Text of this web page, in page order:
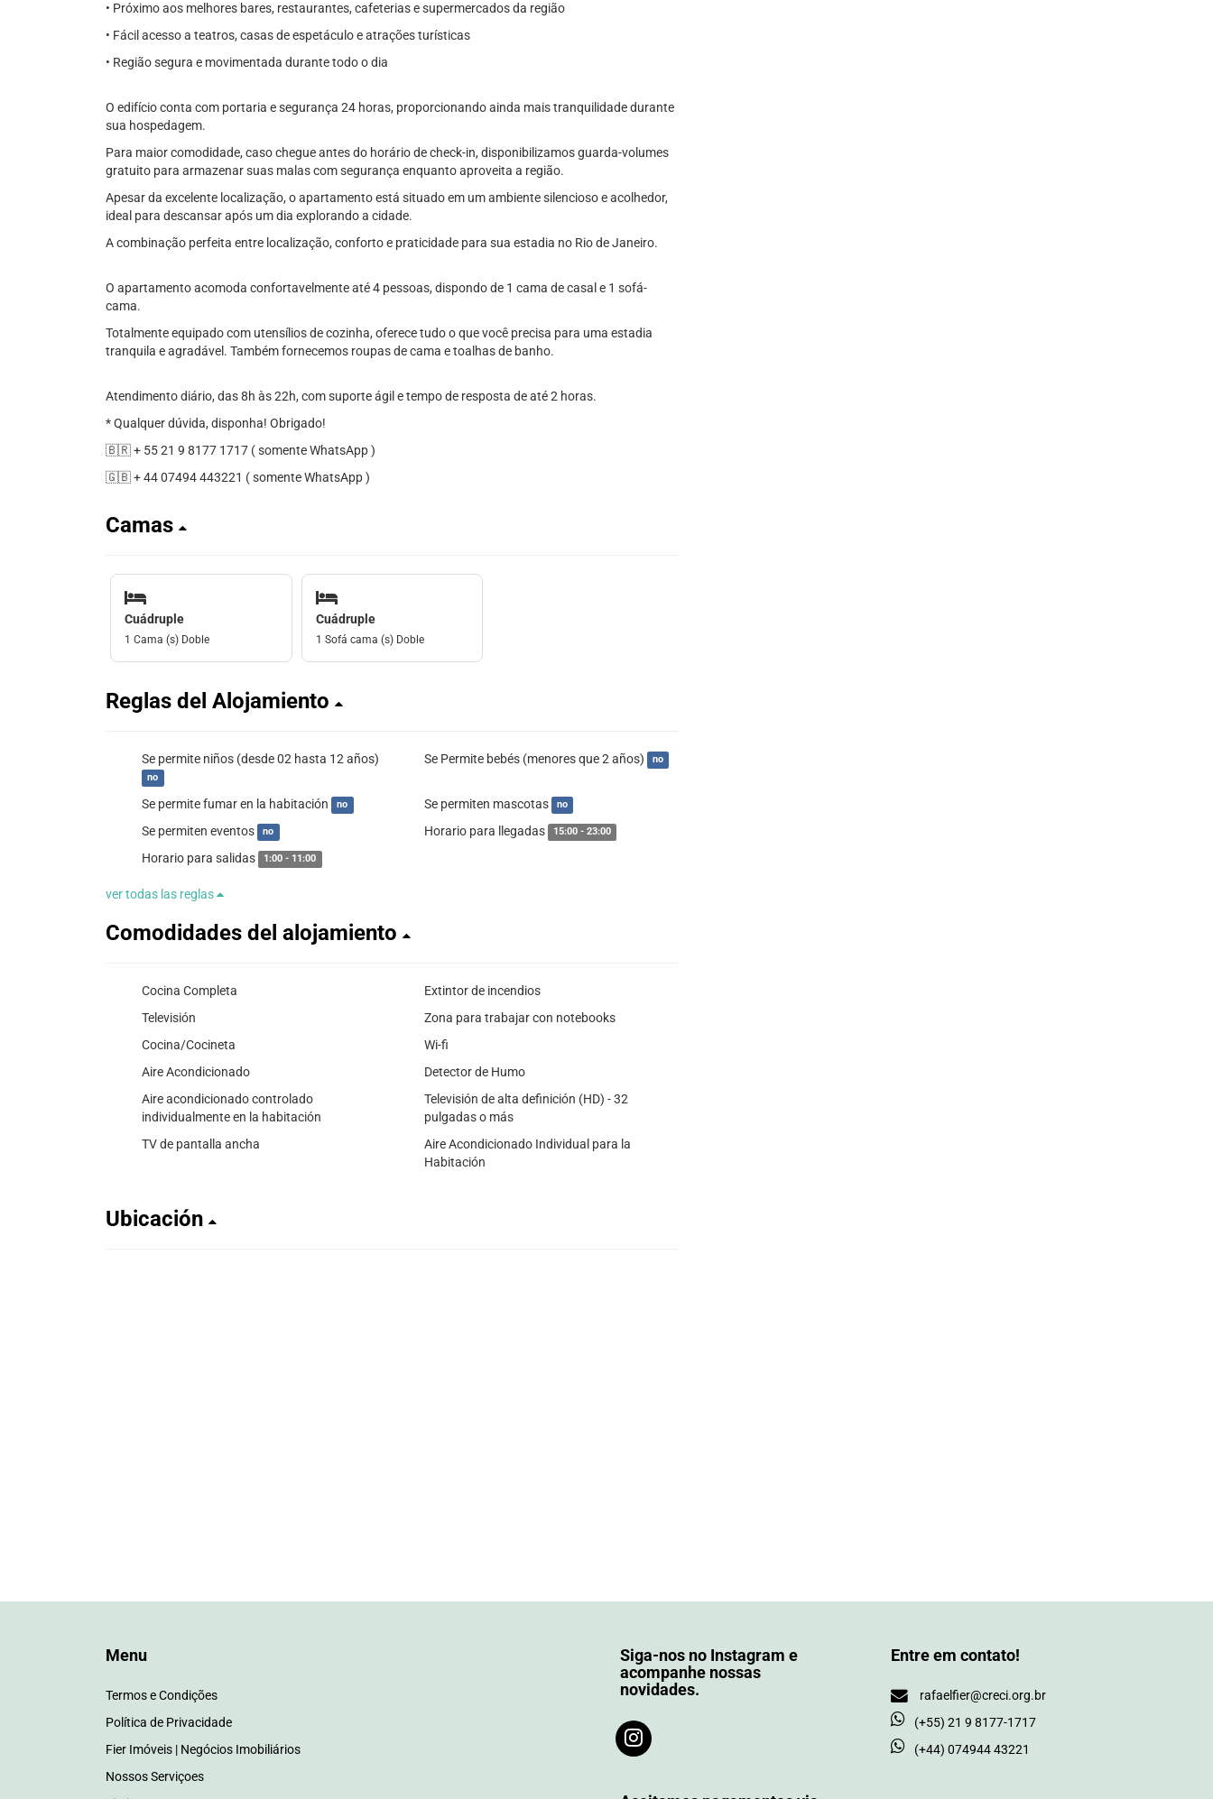
• Próximo aos melhores bares, restaurantes, cafeterias e supermercados da região
• Fácil acesso a teatros, casas de espetáculo e atrações turísticas
• Região segura e movimentada durante todo o dia
O edifício conta com portaria e segurança 24 horas, proporcionando ainda mais tranquilidade durante
sua hospedagem.
Para maior comodidade, caso chegue antes do horário de check-in, disponibilizamos guarda-volumes
gratuito para armazenar suas malas com segurança enquanto aproveita a região.
Apesar da excelente localização, o apartamento está situado em um ambiente silencioso e acolhedor,
ideal para descansar após um dia explorando a cidade.
A combinação perfeita entre localização, conforto e praticidade para sua estadia no Rio de Janeiro.
O apartamento acomoda confortavelmente até 4 pessoas, dispondo de 1 cama de casal e 1 sofá-
cama.
Totalmente equipado com utensílios de cozinha, oferece tudo o que você precisa para uma estadia
tranquila e agradável. Também fornecemos roupas de cama e toalhas de banho.
Atendimento diário, das 8h às 22h, com suporte ágil e tempo de resposta de até 2 horas.
* Qualquer dúvida, disponha! Obrigado!
🇧🇷 + 55 21 9 8177 1717 ( somente WhatsApp )
🇬🇧 + 44 07494 443221 ( somente WhatsApp )
Camas
Cuádruple
1 Cama (s) Doble
Cuádruple
1 Sofá cama (s) Doble
Reglas del Alojamiento
Se permite niños (desde 02 hasta 12 años)
no
Se Permite bebés (menores que 2 años) no
Se permite fumar en la habitación no Se permiten mascotas no
Se permiten eventos no Horario para llegadas 15:00 - 23:00
Horario para salidas 1:00 - 11:00
ver todas las reglas
Comodidades del alojamiento
Cocina Completa
Extintor de incendios
Televisión
Zona para trabajar con notebooks
Cocina/Cocineta
Wi-fi
Aire Acondicionado
Detector de Humo
Aire acondicionado controlado
individualmente en la habitación
Televisión de alta definición (HD) - 32
pulgadas o más
TV de pantalla ancha
Aire Acondicionado Individual para la
Habitación
Ubicación
Menu
Termos e Condições
Política de Privacidade
Fier Imóveis | Negócios Imobiliários
Nossos Serviçoes
Siga-nos no Instagram e
acompanhe nossas
novidades.
Entre em contato!
rafaelfier@creci.org.br
(+55) 21 9 8177-1717
(+44) 074944 43221